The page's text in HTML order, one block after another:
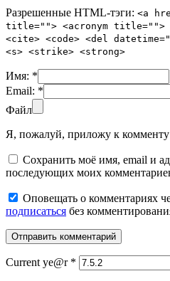
Разрешенные HTML-тэги: <a
title=""> <acronym title="">
<cite> <code> <del
<s> <strike> <strong>
Имя: *
Email: *
Файл
Я, пожалуй, приложу к комменту
Сохранить моё имя, email и
последующих моих
Оповещать о комментариях
подписаться без
Current ye@r *